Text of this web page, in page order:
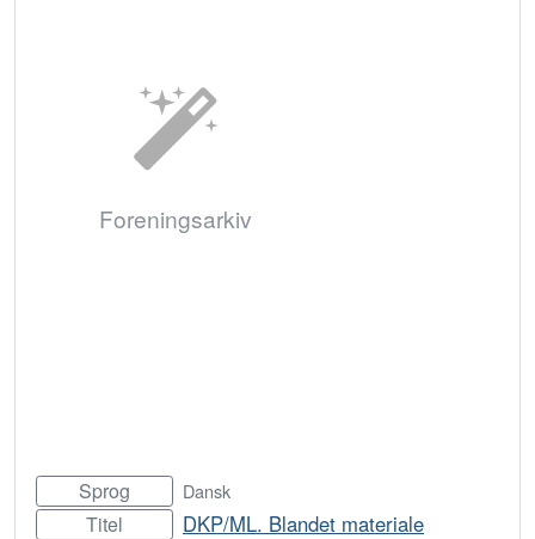
Foreningsarkiv
Sprog Dansk
Titel DKP/ML. Blandet materiale